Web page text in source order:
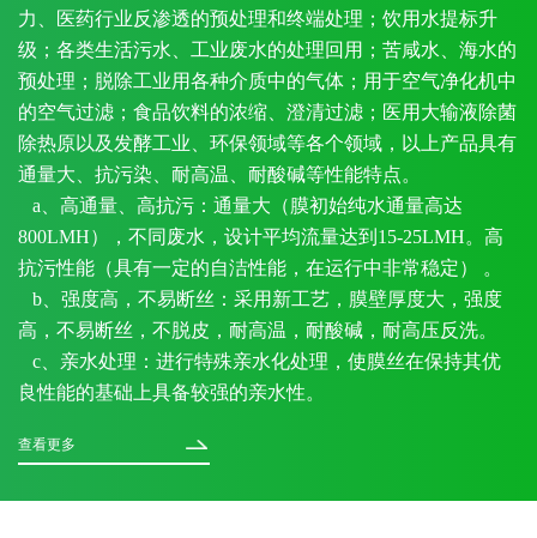
力、医药行业反渗透的预处理和终端处理；饮用水提标升
级；各类生活污水、工业废水的处理回用；苦咸水、海水的
预处理；脱除工业用各种介质中的气体；用于空气净化机中
的空气过滤；食品饮料的浓缩、澄清过滤；医用大输液除菌
除热原以及发酵工业、环保领域等各个领域，以上产品具有
通量大、抗污染、耐高温、耐酸碱等性能特点。
a、高通量、高抗污：通量大（膜初始纯水通量高达
800LMH），不同废水，设计平均流量达到15-25LMH。高
抗污性能（具有一定的自洁性能，在运行中非常稳定） 。
b、强度高，不易断丝：采用新工艺，膜壁厚度大，强度
高，不易断丝，不脱皮，耐高温，耐酸碱，耐高压反洗。
c、亲水处理：进行特殊亲水化处理，使膜丝在保持其优
良性能的基础上具备较强的亲水性。
查看更多